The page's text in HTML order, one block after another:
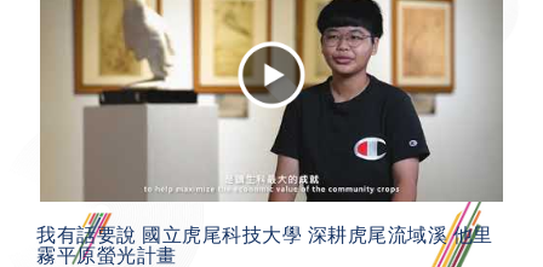
我有話要說 國立虎尾科技大學 深耕虎尾流域溪 他里
霧平原螢光計畫